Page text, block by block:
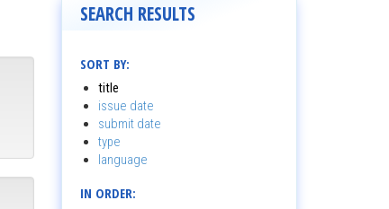
SEARCH RESULTS
SORT BY:
title
issue date
submit date
type
language
IN ORDER: